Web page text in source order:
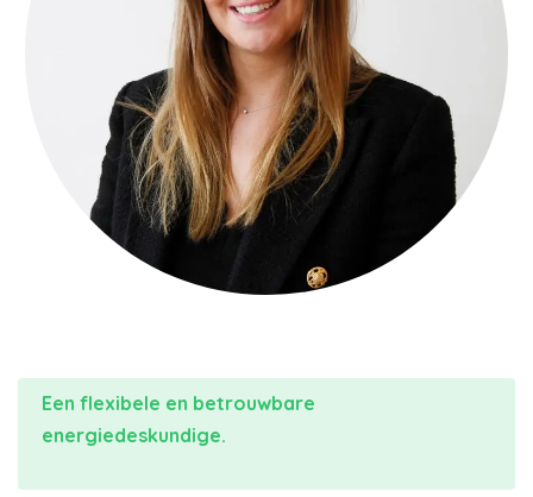
Een flexibele en betrouwbare
energiedeskundige.